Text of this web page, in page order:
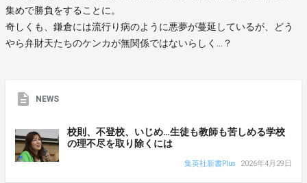
集めで勝負をすることに。
奇しくも、鎌倉には流行り病のように悪夢が蔓延しているが、どう
やら弁財天たちのケンカが無関係ではないらしく…？
NEWS
校則、不登校、いじめ…生徒も教師も苦しめる学校
の理不尽を取り除くには
集英社新書Plus 2026年4月29日